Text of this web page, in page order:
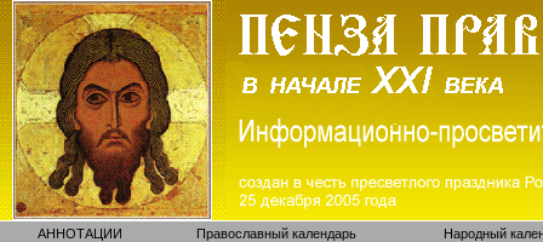
АННОТАЦИИ Православный календарь Народный